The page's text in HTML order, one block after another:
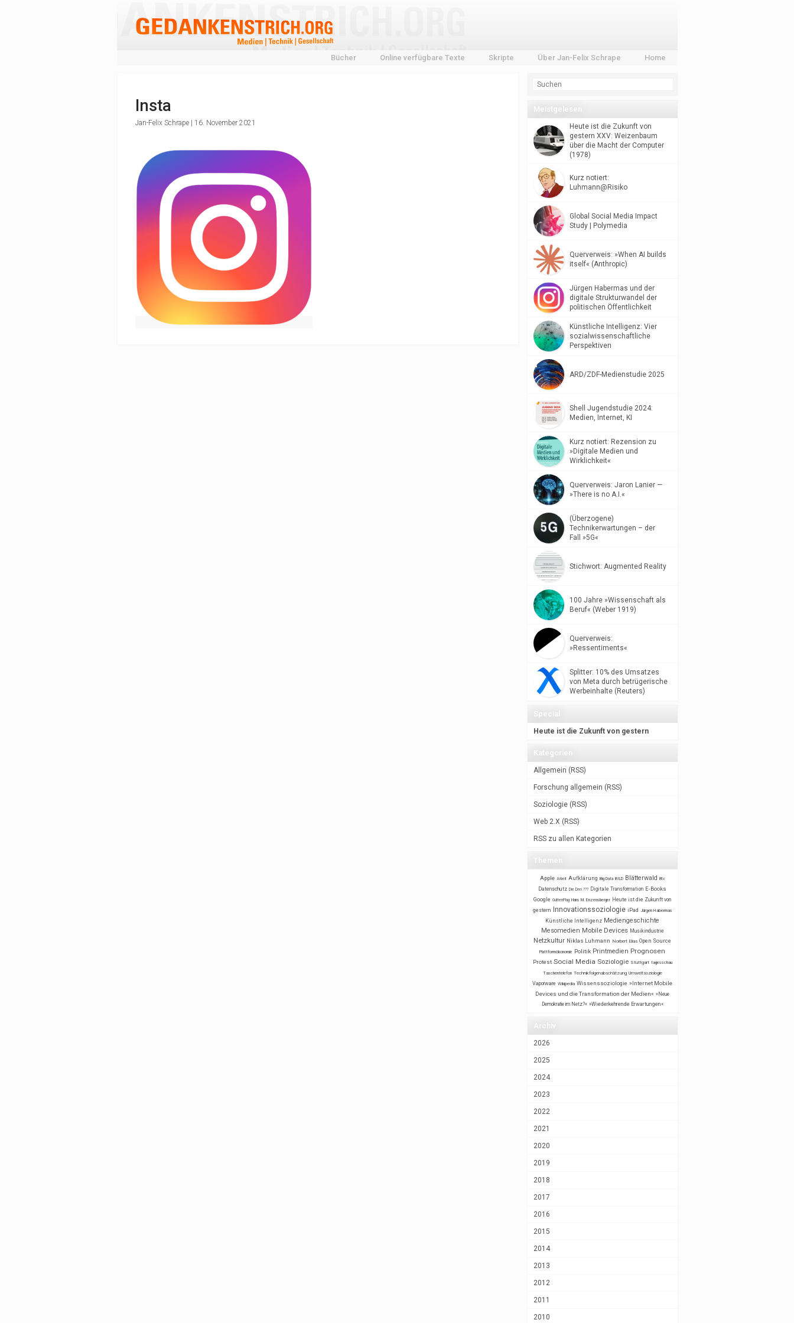
Home
Über Jan-Felix Schrape
Skripte
Online verfügbare Texte
Bücher
Insta
Jan-Felix Schrape | 16. November 2021
Meistgelesen
Heute ist die Zukunft von
gestern XXV: Weizenbaum
über die Macht der Computer
(1978)
Kurz notiert:
Luhmann@Risiko
Global Social Media Impact
Study | Polymedia
Querverweis: »When AI builds
itself« (Anthropic)
Jürgen Habermas und der
digitale Strukturwandel der
politischen Öffentlichkeit
Künstliche Intelligenz: Vier
sozialwissenschaftliche
Perspektiven
ARD/ZDF-Medienstudie 2025
Shell Jugendstudie 2024:
Medien, Internet, KI
Kurz notiert: Rezension zu
»Digitale Medien und
Wirklichkeit«
Querverweis: Jaron Lanier —
»There is no A.I.«
(Überzogene)
Technikerwartungen – der
Fall »5G«
Stichwort: Augmented Reality
100 Jahre »Wissenschaft als
Beruf« (Weber 1919)
Querverweis:
»Ressentiments«
Splitter: 10% des Umsatzes
von Meta durch betrügerische
Werbeinhalte (Reuters)
Special
Heute ist die Zukunft von gestern
Kategorien
Allgemein ( RSS)
Forschung allgemein ( RSS)
Soziologie( RSS)
Web 2.X ( RSS)
RSS zu allen Kategorien
Themen
Apple Arbeit Aufklärung Big Data BILD Blätterwald Btx
Datenschutz Die Drei ??? Digitale Transformation E-Books
Google GuttenPlag Hans M. Enzensberger Heute ist die Zukunft von
gestern
Innovationssoziologie iPad Jürgen Habermas
Künstliche Intelligenz Mediengeschichte
Mesomedien Mobile Devices Musikindustrie
Netzkultur Niklas Luhmann Norbert Elias Open Source
Plattformökonomie Politik Printmedien Prognosen
Protest Social Media Soziologie Stuttgart tagesschau
Taschentelefon Technikfolgenabschätzung Umweltsoziologie
Vaporware Wikipedia Wissenssoziologie »Internet Mobile
Devices und die Transformation der Medien« »Neue
Demokratie im Netz?« »Wiederkehrende Erwartungen«
Archiv
2026
2025
2024
2023
2022
2021
2020
2019
2018
2017
2016
2015
2014
2013
2012
2011
2010